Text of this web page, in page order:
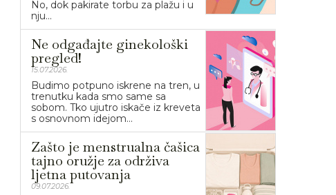
No, dok pakirate torbu za plažu i u
nju...
Ne odgađajte ginekološki
pregled!
15.07.2026.
Budimo potpuno iskrene na tren, u
trenutku kada smo same sa
sobom. Tko ujutro iskače iz kreveta
s osnovnom idejom...
Zašto je menstrualna čašica
tajno oružje za održiva
ljetna putovanja
09.07.2026.